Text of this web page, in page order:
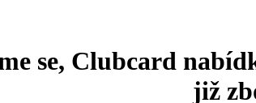
se, Clubcard
již